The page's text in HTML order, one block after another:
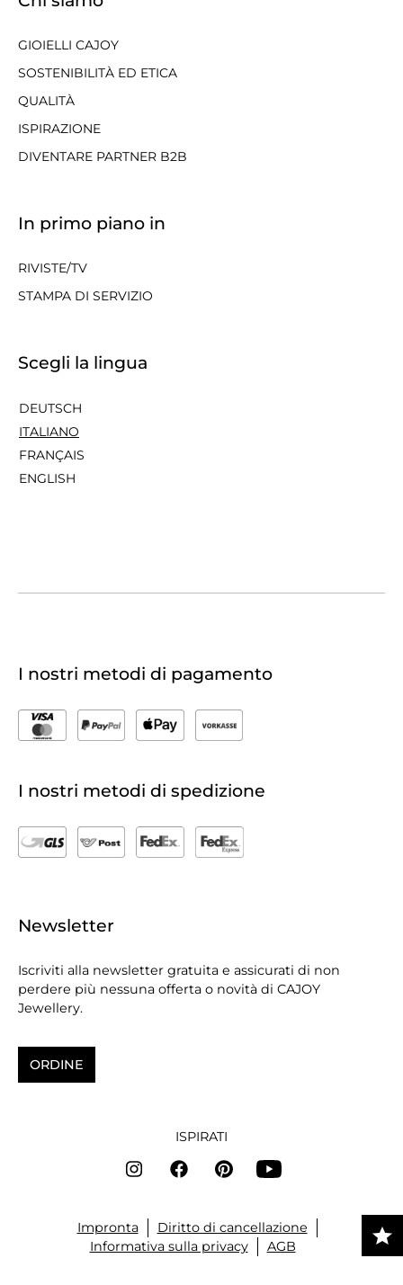
GIOIELLI CAJOY
SOSTENIBILITÀ ED ETICA
QUALITÀ
ISPIRAZIONE
DIVENTARE PARTNER B2B
In primo piano in
RIVISTE/TV
STAMPA DI SERVIZIO
Scegli la lingua
DEUTSCH
ITALIANO
FRANÇAIS
ENGLISH
I nostri metodi di pagamento
I nostri metodi di spedizione
Newsletter
Iscriviti alla newsletter gratuita e assicurati di non
perdere più nessuna offerta o novità di CAJOY
Jewellery.
ORDINE
ISPIRATI
Impronta
Diritto di cancellazione
Informativa sulla privacy
AGB